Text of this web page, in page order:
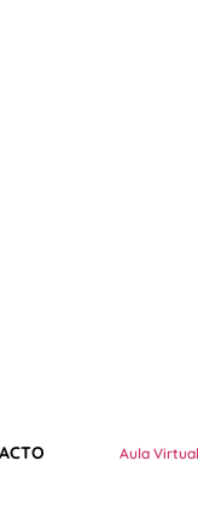
Aula Virtual